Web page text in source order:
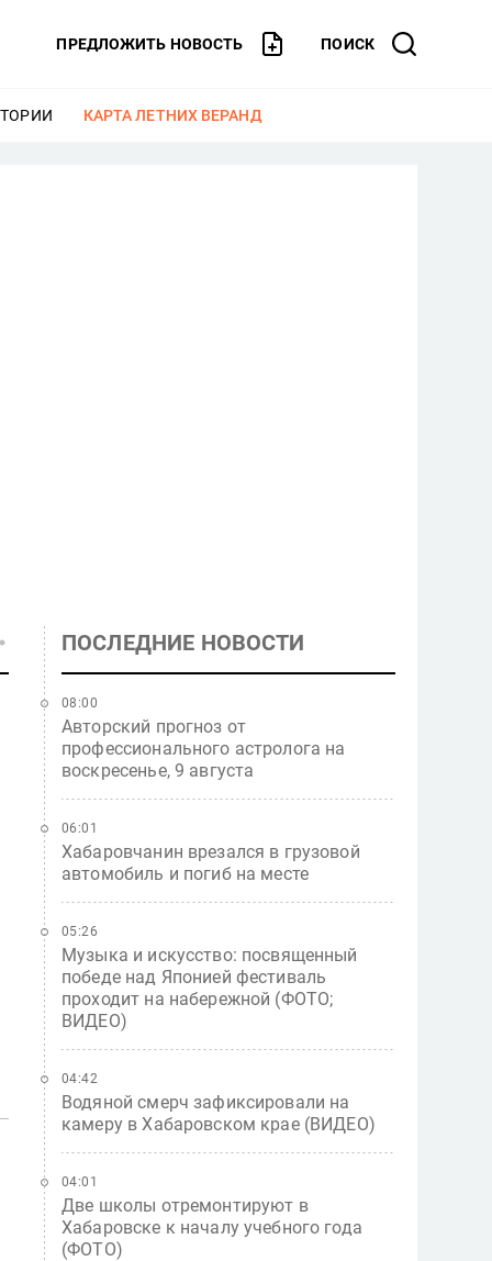
ПРЕДЛОЖИТЬ НОВОСТЬ ПОИСК
ЕЩЕ
КАРТА ЛЕТНИХ ВЕРАНД
ПОСЛЕДНИЕ НОВОСТИ
Авторский прогноз от
профессионального астролога на
воскресенье, 9 августа
08:00
Хабаровчанин врезался в грузовой
автомобиль и погиб на месте
06:01
Музыка и искусство: посвященный
победе над Японией фестиваль
проходит на набережной (ФОТО;
ВИДЕО)
05:26
Водяной смерч зафиксировали на
камеру в Хабаровском крае (ВИДЕО)
04:42
Две школы отремонтируют в
Хабаровске к началу учебного года
(ФОТО)
04:01